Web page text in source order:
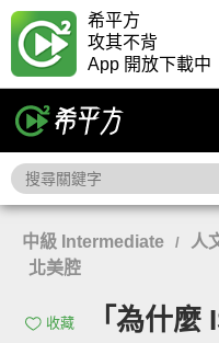
希平方
攻其不背
App 開放下載中
中級 Intermediate / 人
北美腔
收藏
「為什